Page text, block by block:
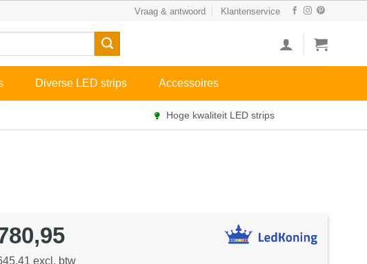
Vraag & antwoord Klantenservice
Diverse LED strips Accessoires
Hoge kwaliteit LED strips
excl. btw